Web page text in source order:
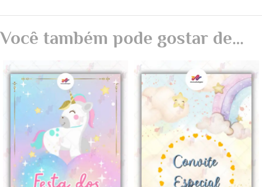
Você também pode gostar de…